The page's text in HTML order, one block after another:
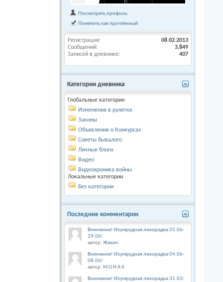
Посмотреть профиль
Пометить как прочтённый
Регистрация
08.02.2013
Сообщений
3,849
Записей в дневнике
407
Категории дневника
Глобальные категории
Изменения в рулетке
Законы
Объявления о Конкурсах
Советы бывалого
Личные блоги
Видео
Видеохроника войны
Локальные категории
Без категории
Последние комментарии
Внимание! Изумрудная лихорадка 25.06-
29.06!
автор: Жекич
Внимание! Изумрудная лихорадка 04.06-
08.06!
автор: М О Н А Х
Внимание! Изумрудная лихорадка 31.03-